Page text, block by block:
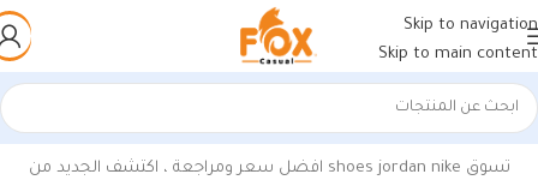
Skip to navigation
Skip to main content
الرئيسية/منتجات تحت الوسم “كوتش جوردن”
عرض ⁦3⁩ من كل النتائج
تسوق nike
jordan
shoes افضل سعر ومراجعة ، اكتشف الجديد من